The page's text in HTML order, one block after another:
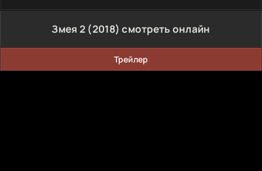
Змея 2 (2018) смотреть онлайн
Трейлер